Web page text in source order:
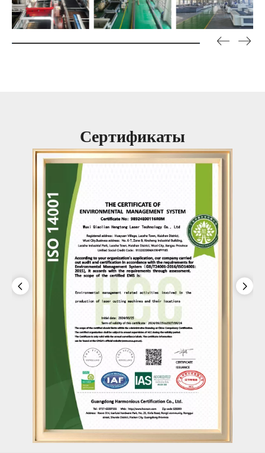
Сертификаты